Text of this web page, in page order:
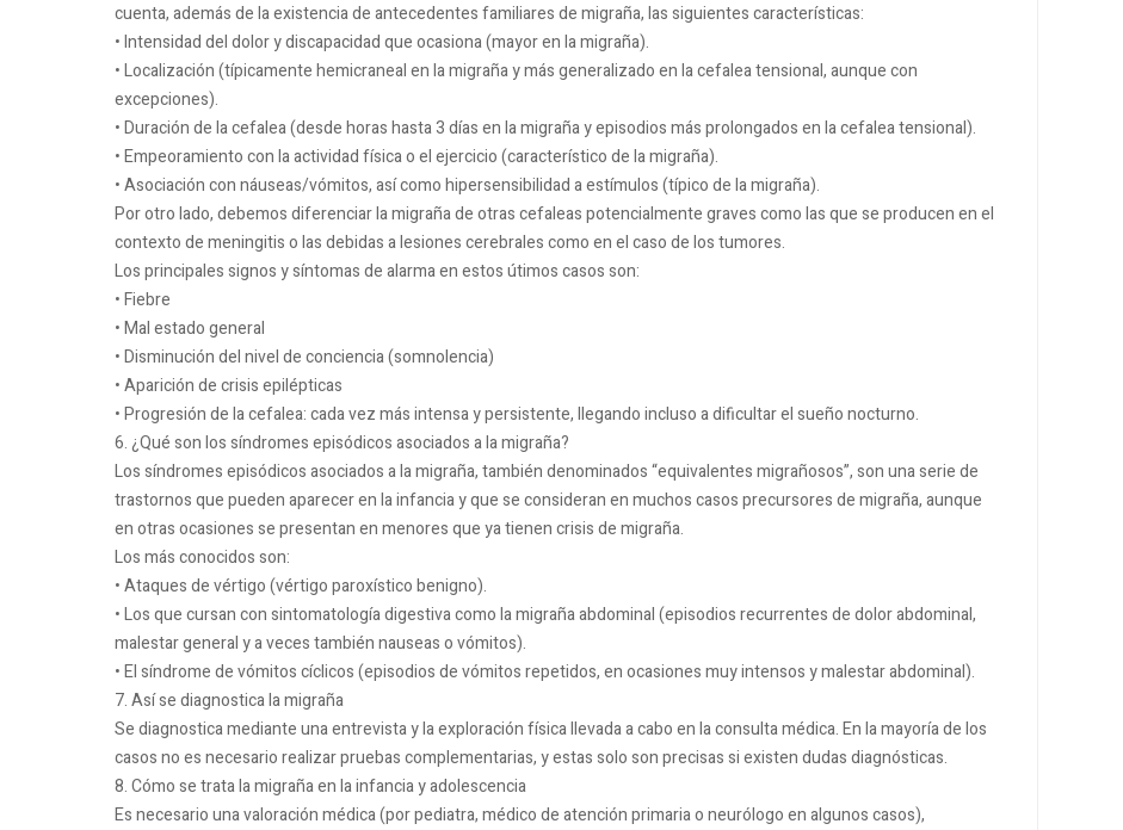
cuenta, además de la existencia de antecedentes familiares de migraña, las siguientes características:
• Intensidad del dolor y discapacidad que ocasiona (mayor en la migraña).
• Localización (típicamente hemicraneal en la migraña y más generalizado en la cefalea tensional, aunque con
excepciones).
• Duración de la cefalea (desde horas hasta 3 días en la migraña y episodios más prolongados en la cefalea tensional).
• Empeoramiento con la actividad física o el ejercicio (característico de la migraña).
• Asociación con náuseas/vómitos, así como hipersensibilidad a estímulos (típico de la migraña).
Por otro lado, debemos diferenciar la migraña de otras cefaleas potencialmente graves como las que se producen en el
contexto de meningitis o las debidas a lesiones cerebrales como en el caso de los tumores.
Los principales signos y síntomas de alarma en estos útimos casos son:
• Fiebre
• Mal estado general
• Disminución del nivel de conciencia (somnolencia)
• Aparición de crisis epilépticas
• Progresión de la cefalea: cada vez más intensa y persistente, llegando incluso a dificultar el sueño nocturno.
6. ¿Qué son los síndromes episódicos asociados a la migraña?
Los síndromes episódicos asociados a la migraña, también denominados “equivalentes migrañosos”, son una serie de
trastornos que pueden aparecer en la infancia y que se consideran en muchos casos precursores de migraña, aunque
en otras ocasiones se presentan en menores que ya tienen crisis de migraña.
Los más conocidos son:
• Ataques de vértigo (vértigo paroxístico benigno).
• Los que cursan con sintomatología digestiva como la migraña abdominal (episodios recurrentes de dolor abdominal,
malestar general y a veces también nauseas o vómitos).
• El síndrome de vómitos cíclicos (episodios de vómitos repetidos, en ocasiones muy intensos y malestar abdominal).
7. Así se diagnostica la migraña
Se diagnostica mediante una entrevista y la exploración física llevada a cabo en la consulta médica. En la mayoría de los
casos no es necesario realizar pruebas complementarias, y estas solo son precisas si existen dudas diagnósticas.
8. Cómo se trata la migraña en la infancia y adolescencia
Es necesario una valoración médica (por pediatra, médico de atención primaria o neurólogo en algunos casos),